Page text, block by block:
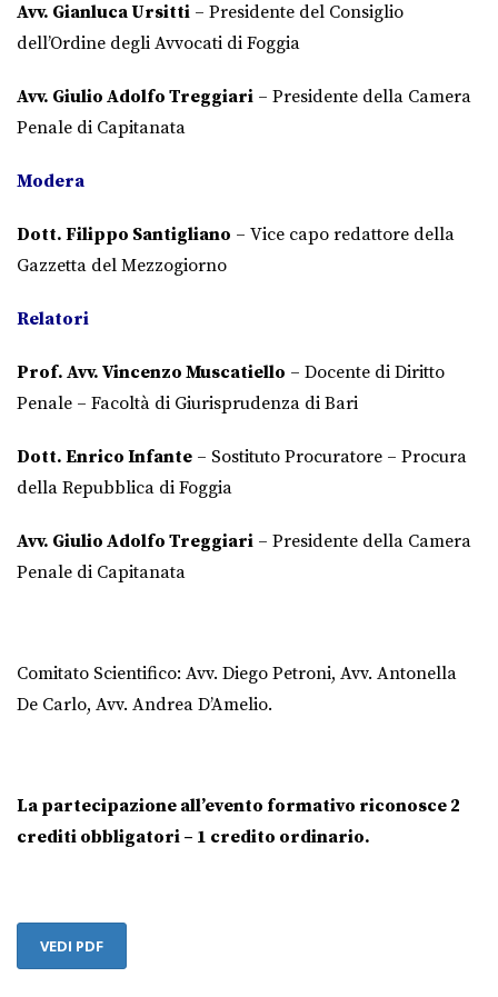
Avv. Gianluca Ursitti – Presidente del Consiglio
dell’Ordine degli Avvocati di Foggia
Avv. Giulio Adolfo Treggiari – Presidente della Camera
Penale di Capitanata
Modera
Dott. Filippo Santigliano – Vice capo redattore della
Gazzetta del Mezzogiorno
Relatori
Prof. Avv. Vincenzo Muscatiello – Docente di Diritto
Penale – Facoltà di Giurisprudenza di Bari
Dott. Enrico Infante – Sostituto Procuratore – Procura
della Repubblica di Foggia
Avv. Giulio Adolfo Treggiari – Presidente della Camera
Penale di Capitanata
Comitato Scientifico: Avv. Diego Petroni, Avv. Antonella
De Carlo, Avv. Andrea D’Amelio.
La partecipazione all’evento formativo riconosce 2
crediti obbligatori – 1 credito ordinario.
VEDI PDF